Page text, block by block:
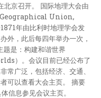
京召开。 国际地理大会由
Union,
年由比利时地理学会发
外，此后每四年举办一次，
题是：构建和谐世界
）。会议目前已经公布了
常广泛，包括经济、交通、
可以查看大会主页。 摘要
体信息参见会议主页。